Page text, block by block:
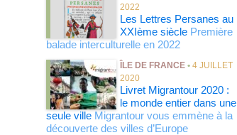
2022
Les Lettres Persanes au
XXIème sièclePremière
balade interculturelle en 2022
ÎLE DE FRANCE• 4 JUILLET
2020
Livret Migrantour 2020 :
le monde entier dans une
seule villeMigrantour vous emmène à la
découverte des villes d’Europe